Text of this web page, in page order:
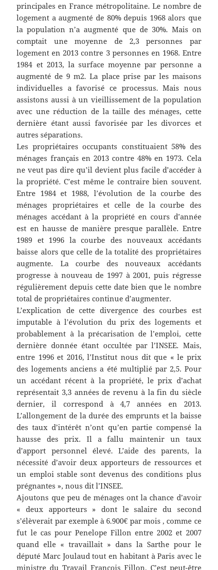
principales en France métropolitaine. Le nombre de
logement a augmenté de 80% depuis 1968 alors que
la population n’a augmenté que de 30%. Mais on
comptait une moyenne de 2,3 personnes par
logement en 2013 contre 3 personnes en 1968. Entre
1984 et 2013, la surface moyenne par personne a
augmenté de 9 m2. La place prise par les maisons
individuelles a favorisé ce processus. Mais nous
assistons aussi à un vieillissement de la population
avec une réduction de la taille des ménages, cette
dernière étant aussi favorisée par les divorces et
autres séparations.
Les propriétaires occupants constituaient 58% des
ménages français en 2013 contre 48% en 1973. Cela
ne veut pas dire qu’il devient plus facile d’accéder à
la propriété. C’est même le contraire bien souvent.
Entre 1984 et 1988, l’évolution de la courbe des
ménages propriétaires et celle de la courbe des
ménages accédant à la propriété en cours d’année
est en hausse de manière presque parallèle. Entre
1989 et 1996 la courbe des nouveaux accédants
baisse alors que celle de la totalité des propriétaires
augmente. La courbe des nouveaux accédants
progresse à nouveau de 1997 à 2001, puis régresse
régulièrement depuis cette date bien que le nombre
total de propriétaires continue d’augmenter.
L’explication de cette divergence des courbes est
imputable à l’évolution du prix des logements et
probablement à la précarisation de l’emploi, cette
dernière donnée étant occultée par l’INSEE. Mais,
entre 1996 et 2016, l’Institut nous dit que « le prix
des logements anciens a été multiplié par 2,5. Pour
un accédant récent à la propriété, le prix d’achat
représentait 3,3 années de revenu à la fin du siècle
dernier, il correspond à 4,7 années en 2013.
L’allongement de la durée des emprunts et la baisse
des taux d’intérêt n’ont qu’en partie compensé la
hausse des prix. Il a fallu maintenir un taux
d’apport personnel élevé. L’aide des parents, la
nécessité d’avoir deux apporteurs de ressources et
un emploi stable sont devenus des conditions plus
prégnantes », nous dit l’INSEE.
Ajoutons que peu de ménages ont la chance d’avoir
« deux apporteurs » dont le salaire du second
s’élèverait par exemple à 6.900€ par mois , comme ce
fut le cas pour Penelope Fillon entre 2002 et 2007
quand elle « travaillait » dans la Sarthe pour le
député Marc Joulaud tout en habitant à Paris avec le
ministre du Travail François Fillon. C’est peut-être